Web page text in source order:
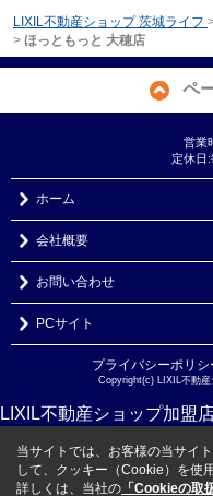
LIXIL不動産ショップ 茨城ライフ
> ほっともっと 大穂店
ペ
営業
定休日:
ホーム
会社概要
お問い合わせ
PCサイト
プライバシーポリシ
Copyright(c) LIXIL不動産
LIXIL不動産ショップ加盟
当サイトでは、お客様の当サイ
して、クッキー（Cookie）を使
詳しくは、当社の 「Cookieの取